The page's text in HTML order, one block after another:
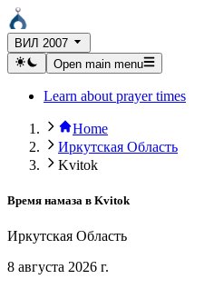
ВИЛ 2007
Open main menu
Learn about prayer times
Home
Иркутская Область
Kvitok
Время намаза в Kvitok
Иркутская Область
8 августа 2026 г.